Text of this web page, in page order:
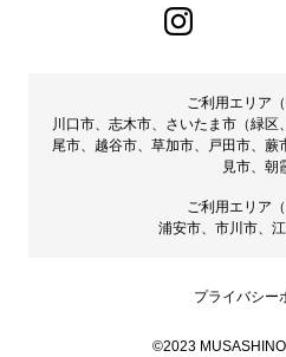
ご利用エリア（
川口市、志木市、さいたま市（緑
尾市、越谷市、草加市、戸田市、
見市、朝
ご利用エリア（
浦安市、市川市、
プライバシー
©2023